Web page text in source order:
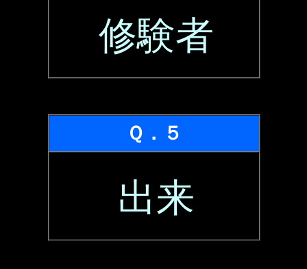
修験者
Ｑ．５
出来